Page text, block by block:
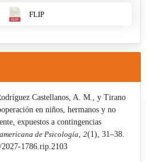
FLIP
Castellanos, A. M., y Tirano
en niños, hermanos y no
expuestos a contingencias
de Psicología,2(1), 31–38.
1786.rip.2103